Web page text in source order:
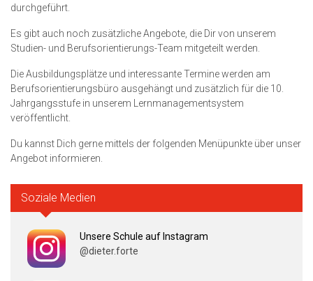
durchgeführt.
Es gibt auch noch zusätzliche Angebote, die Dir von unserem
Studien- und Berufsorientierungs-Team mitgeteilt werden.
Die Ausbildungsplätze und interessante Termine werden am
Berufsorientierungsbüro ausgehängt und zusätzlich für die 10.
Jahrgangsstufe in unserem Lernmanagementsystem
veröffentlicht.
Du kannst Dich gerne mittels der folgenden Menüpunkte über unser
Angebot informieren.
Soziale Medien
Unsere Schule auf Instagram
@dieter.forte